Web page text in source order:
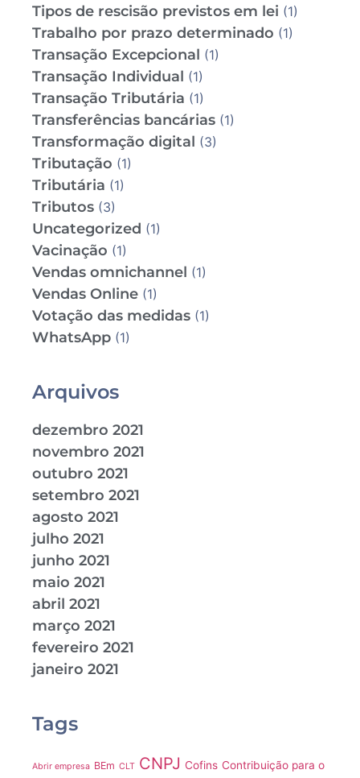
Tipos de rescisão previstos em lei (1)
Trabalho por prazo determinado (1)
Transação Excepcional (1)
Transação Individual (1)
Transação Tributária (1)
Transferências bancárias (1)
Transformação digital (3)
Tributação (1)
Tributária (1)
Tributos (3)
Uncategorized (1)
Vacinação (1)
Vendas omnichannel (1)
Vendas Online (1)
Votação das medidas (1)
WhatsApp (1)
Arquivos
dezembro 2021
novembro 2021
outubro 2021
setembro 2021
agosto 2021
julho 2021
junho 2021
maio 2021
abril 2021
março 2021
fevereiro 2021
janeiro 2021
Tags
Abrir empresa BEm CLT CNPJ Cofins Contribuição para o